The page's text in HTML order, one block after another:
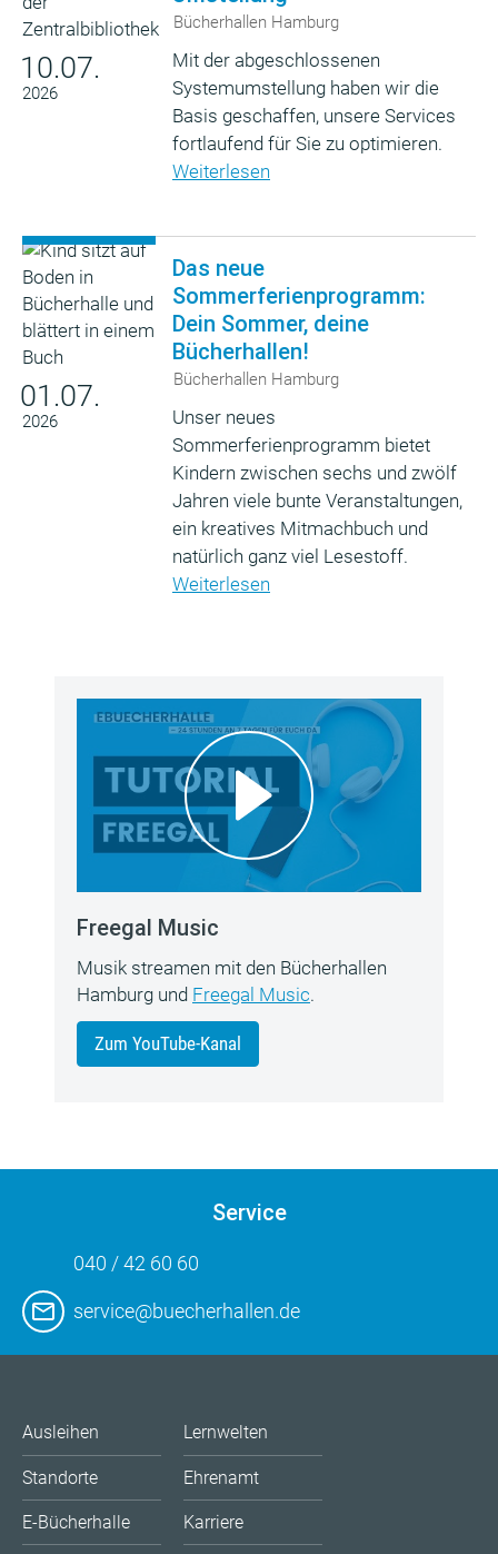
10.07.
2026
Bücherhallen Hamburg
Mit der abgeschlossenen
Systemumstellung haben wir die
Basis geschaffen, unsere Services
fortlaufend für Sie zu optimieren.
Weiterlesen
01.07.
2026
Das neue
Sommerferienprogramm:
Dein Sommer, deine
Bücherhallen!
Bücherhallen Hamburg
Unser neues
Sommerferienprogramm bietet
Kindern zwischen sechs und zwölf
Jahren viele bunte Veranstaltungen,
ein kreatives Mitmachbuch und
natürlich ganz viel Lesestoff.
Weiterlesen
Freegal Music
Musik streamen mit den Bücherhallen
Hamburg und Freegal Music.
Zum YouTube-Kanal
Service
040 / 42 60 60
service@buecherhallen.de
Ausleihen
Standorte
E-Bücherhalle
Lernwelten
Ehrenamt
Karriere